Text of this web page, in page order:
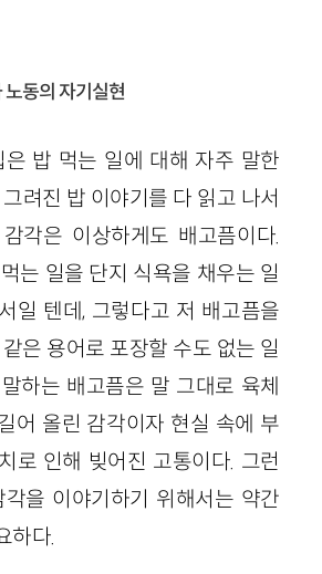
동의 자기실현
은 밥 먹는 일에 대해 자주 말한
려진 밥 이야기를 다 읽고 나서
각은 이상하게도 배고픔이다.
는 일을 단지 식욕을 채우는 일
일 텐데, 그렇다고 저 배고픔을
같은 용어로 포장할 수도 없는 일
하는 배고픔은 말 그대로 육체
어 올린 감각이자 현실 속에 부
로 인해 빚어진 고통이다. 그런
을 이야기하기 위해서는 약간
하다.